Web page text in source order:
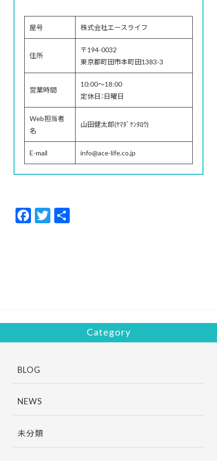
屋号 株式会社エースライフ
住所
〒194-0032
東京都町田市本町田1383-3
営業時間
10:00～18:00
定休日：日曜日
Web担当者
名
山田健太郎(ﾔﾏﾀﾞｹﾝﾀﾛｳ)
E-mail info@ace-life.co.jp
F
ac
T
w
Category
BLOG
NEWS
未分類